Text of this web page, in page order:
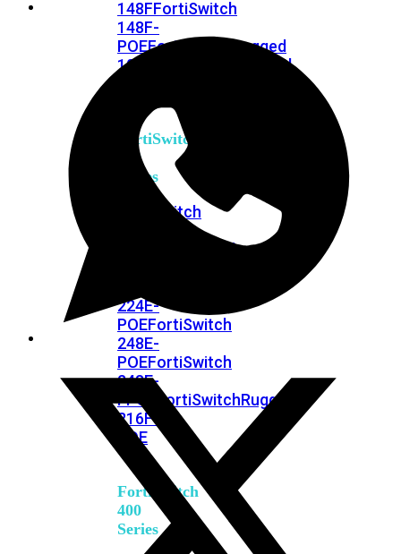
148FFortiSwitch
148F-
POEFortiSwitchRugged
108F
FortiSwitchRugged
FortiSwitch
200
Series
FortiSwitch
FortiSwitch
224E-
POEFortiSwitch
248E-
POEFortiSwitch
248E-
FPOE
FortiSwitchRugged
216F-
POE
FortiSwitch
400
Series